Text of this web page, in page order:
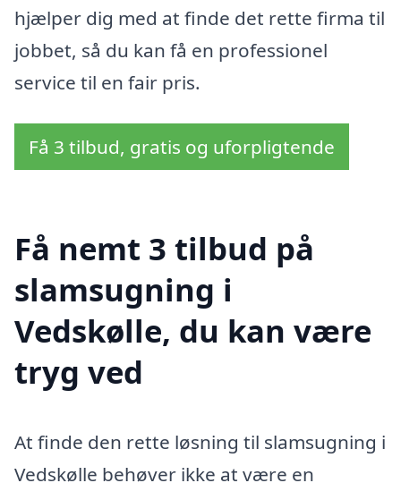
hjælper dig med at finde det rette firma til
jobbet, så du kan få en professionel
service til en fair pris.
Få 3 tilbud, gratis og uforpligtende
Få nemt 3 tilbud på
slamsugning i
Vedskølle, du kan være
tryg ved
At finde den rette løsning til slamsugning i
Vedskølle behøver ikke at være en